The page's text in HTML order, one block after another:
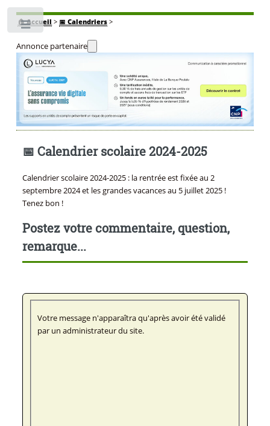
🏠Accueil > 📅 Calendriers>
Annonce partenaire
📅 Calendrier scolaire 2024-2025
Calendrier scolaire 2024-2025 : la rentrée est fixée au 2
septembre 2024 et les grandes vacances au 5 juillet 2025 !
Tenez bon !
Postez votre commentaire, question,
remarque...
Votre message n'apparaîtra qu'après avoir été validé
par un administrateur du site.
Toggle